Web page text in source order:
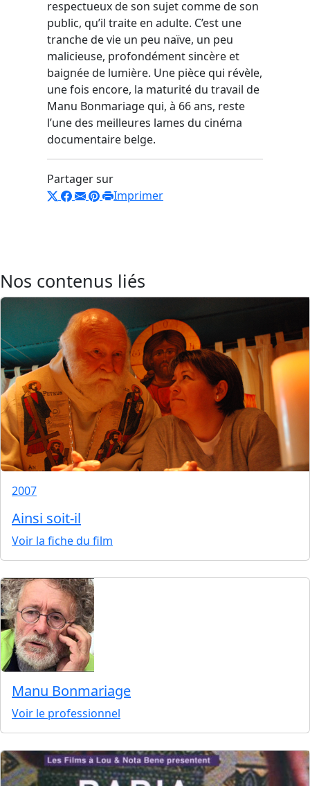
respectueux de son sujet comme de son
public, qu’il traite en adulte. C’est une
tranche de vie un peu naïve, un peu
malicieuse, profondément sincère et
baignée de lumière. Une pièce qui révèle,
une fois encore, la maturité du travail de
Manu Bonmariage qui, à 66 ans, reste
l’une des meilleures lames du cinéma
documentaire belge.
Partager sur
Imprimer
Nos contenus liés
2007
Ainsi soit-il
Voir la fiche du film
Manu Bonmariage
Voir le professionnel